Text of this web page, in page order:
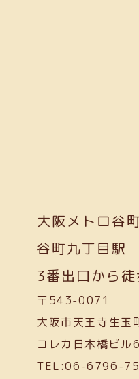
大阪メトロ谷
谷町九丁目駅
3番出口から
〒543-0071
大阪市天王寺生
コレカ日本橋ビル
TEL:06-6796-